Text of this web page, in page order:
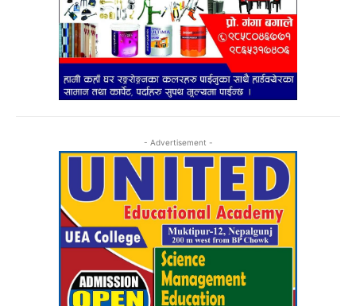
- Advertisement -